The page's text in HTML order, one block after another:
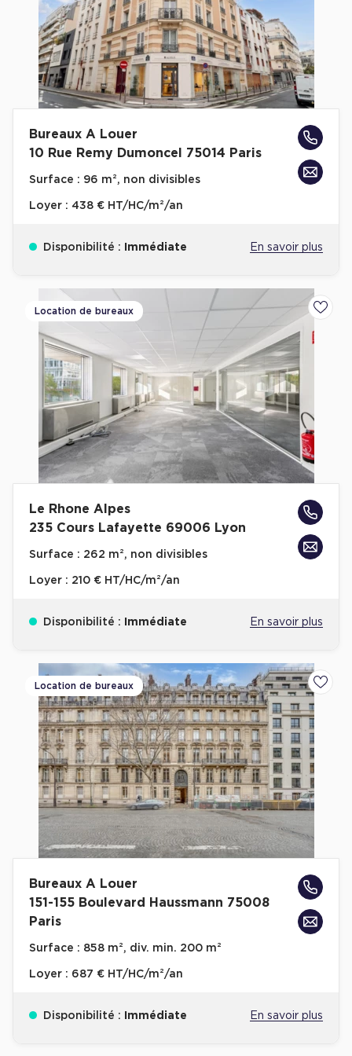
Achat de Commerces
Achat de Commerces à Nîmes
Achat de Commerces à Toulouse
Achat de Commerces à Marseille
Bureaux privés à Paris
Bureaux privés à Marseille
Bureaux privés à Neuilly-sur-Seine
Bureaux privés à Lille
Plateaux opérés
Plateaux opérés à Paris
Plateaux opérés à Lyon
Plateaux opérés à Neuilly-sur-Seine
Plateaux opérés à Saint-Ouen
Plateaux opérés à Boulogne-Billancourt
Bureaux privés avec terrasse
Guide & Conseils
Livrets blancs & Études
Cas Clients
Bureaux A Louer
10 Rue Remy Dumoncel 75014 Paris
Surface : 96 m², non divisibles
Loyer : 438 € HT/HC/m²/an
Disponibilité : Immédiate En savoir plus
Location de bureaux
Le Rhone Alpes
235 Cours Lafayette 69006 Lyon
Surface : 262 m², non divisibles
Loyer : 210 € HT/HC/m²/an
Disponibilité : Immédiate En savoir plus
Location de bureaux
Bureaux A Louer
151-155 Boulevard Haussmann 75008
Paris
Surface : 858 m², div. min. 200 m²
Loyer : 687 € HT/HC/m²/an
Disponibilité : Immédiate En savoir plus